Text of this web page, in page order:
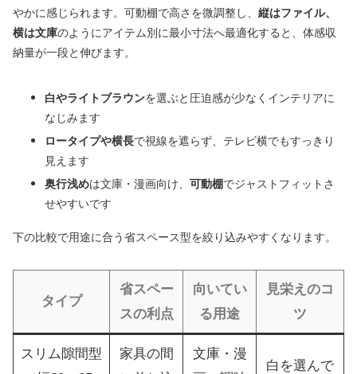
やかに感じられます。可動棚で高さを微調整し、 縦はファイル、
横は文庫のようにアイテム別に最小寸法へ最適化すると、体感収
納量が一段と伸びます。
白やライトブラウンを選ぶと圧迫感が少なくインテリアに
なじみます
ロータイプや横長で視線を遮らず、テレビ横でもすっきり
見えます
奥行浅めは文庫・漫画向け、 可動棚でジャストフィットさ
せやすいです
下の比較で用途に合う省スペース型を絞り込みやすくなります。
タイプ
省スペー
スの利点
向いてい
る用途
見栄えのコ
ツ
スリム隙間型
家具の間
文庫・漫
白を選んで